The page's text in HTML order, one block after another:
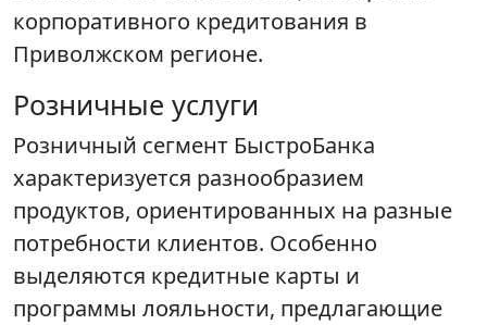
корпоративного кредитования в
Приволжском регионе.
Розничные услуги
Розничный сегмент БыстроБанка
характеризуется разнообразием
продуктов, ориентированных на разные
потребности клиентов. Особенно
выделяются кредитные карты и
программы лояльности, предлагающие